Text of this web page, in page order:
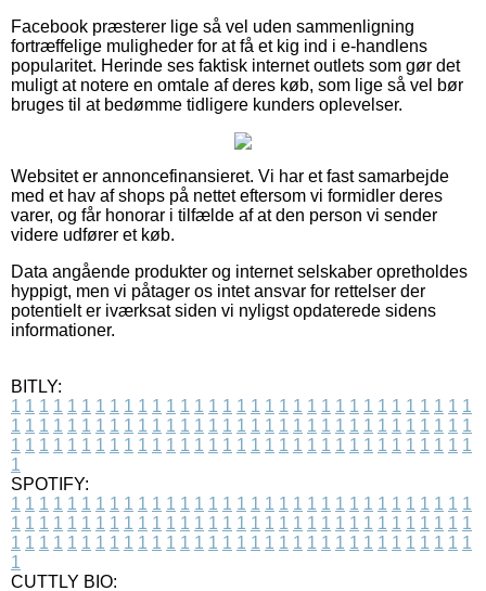
Facebook præsterer lige så vel uden sammenligning
fortræffelige muligheder for at få et kig ind i e-handlens
popularitet. Herinde ses faktisk internet outlets som gør det
muligt at notere en omtale af deres køb, som lige så vel bør
bruges til at bedømme tidligere kunders oplevelser.
Websitet er annoncefinansieret. Vi har et fast samarbejde
med et hav af shops på nettet eftersom vi formidler deres
varer, og får honorar i tilfælde af at den person vi sender
videre udfører et køb.
Data angående produkter og internet selskaber opretholdes
hyppigt, men vi påtager os intet ansvar for rettelser der
potentielt er iværksat siden vi nyligst opdaterede sidens
informationer.
BITLY:
1 1 1 1 1 1 1 1 1 1 1 1 1 1 1 1 1 1 1 1 1 1 1 1 1 1 1 1 1 1 1 1 1
1 1 1 1 1 1 1 1 1 1 1 1 1 1 1 1 1 1 1 1 1 1 1 1 1 1 1 1 1 1 1 1 1
1 1 1 1 1 1 1 1 1 1 1 1 1 1 1 1 1 1 1 1 1 1 1 1 1 1 1 1 1 1 1 1 1
1
SPOTIFY:
1 1 1 1 1 1 1 1 1 1 1 1 1 1 1 1 1 1 1 1 1 1 1 1 1 1 1 1 1 1 1 1 1
1 1 1 1 1 1 1 1 1 1 1 1 1 1 1 1 1 1 1 1 1 1 1 1 1 1 1 1 1 1 1 1 1
1 1 1 1 1 1 1 1 1 1 1 1 1 1 1 1 1 1 1 1 1 1 1 1 1 1 1 1 1 1 1 1 1
1
CUTTLY BIO: